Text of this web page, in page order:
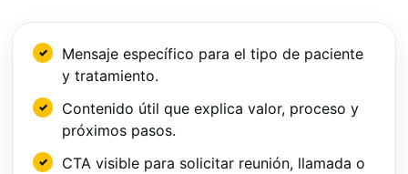
Mensaje específico para el tipo de paciente
y tratamiento.
Contenido útil que explica valor, proceso y
próximos pasos.
CTA visible para solicitar reunión, llamada o